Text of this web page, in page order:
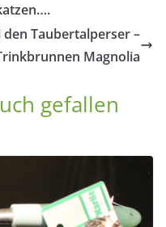
Taubertalperser –
Magnolia
gefallen